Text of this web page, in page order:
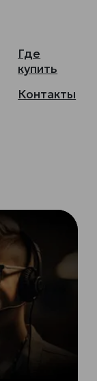
Где
купить
Контакты